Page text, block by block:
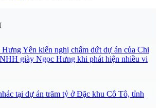
Yên kiến nghị chấm dứt dự án của Chi
giày Ngọc Hưng khi phát hiện nhiều vi
tại dự án trăm tỷ ở Đặc khu Cô Tô, tỉnh